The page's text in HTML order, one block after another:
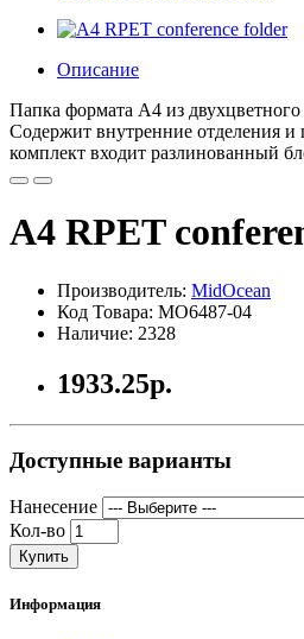
Описание
Папка формата A4 из
Содержит внутренние отделения
комплект входит разлинованный
A4 RPET
Производитель: MidOcean
Код Товара: MO6487-04
Наличие: 2328
1933.25р.
Доступные варианты
Нанесение
Кол-во
Купить
Информация